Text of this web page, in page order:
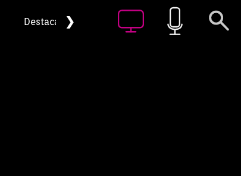
Destacat ❯